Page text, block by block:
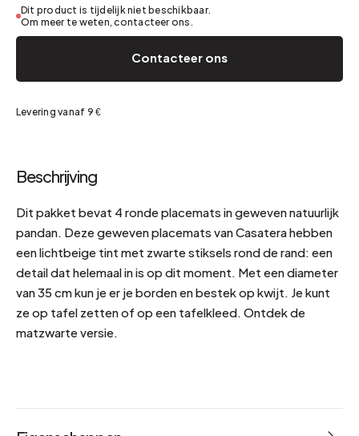
Dit product is tijdelijk niet beschikbaar.
Om meer te weten, contacteer ons.
Contacteer ons
Levering vanaf 9 €
Beschrijving
Dit pakket bevat 4 ronde placemats in geweven natuurlijk
pandan. Deze geweven placemats van Casatera hebben
een lichtbeige tint met zwarte stiksels rond de rand: een
detail dat helemaal in is op dit moment. Met een diameter
van 35 cm kun je er je borden en bestek op kwijt. Je kunt
ze op tafel zetten of op een tafelkleed. Ontdek de
matzwarte versie.